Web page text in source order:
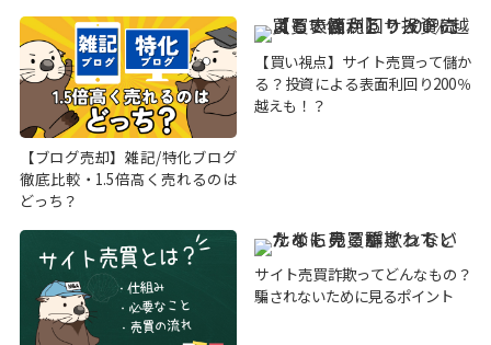
【ブログ売却】雑記/特化ブログ
徹底比較・1.5倍高く売れるのは
どっち？
【買い視点】サイト売買って儲か
る？投資による表面利回り200％
越えも！？
サイト売買詐欺ってどんなもの？
騙されないために見るポイント